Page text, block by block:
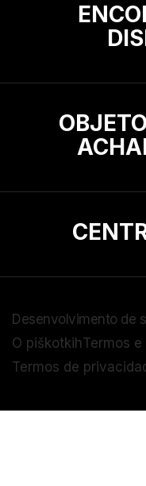
Desenvolvimento de
O piškotkihTermos
Termos de